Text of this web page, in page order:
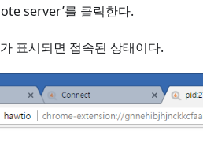
server’를 클릭한다.
표시되면 접속된 상태이다.